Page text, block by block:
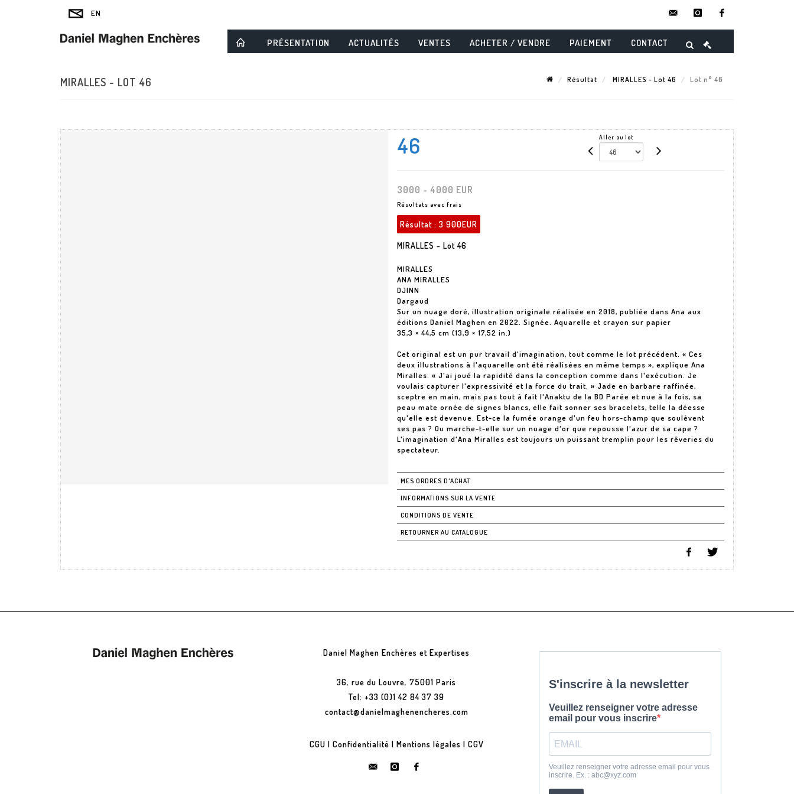
instagram
PRÉSENTATION ACTUALITÉS VENTES ACHETER / VENDRE PAIEMENT CONTACT
MIRALLES - LOT 46 Résultat MIRALLES - Lot 46 Lot n° 46
46 Aller au lot
3000 - 4000 EUR
Résultats avec frais
Résultat : 3 900EUR
MIRALLES - Lot 46
MIRALLES
ANA MIRALLES
DJINN
Dargaud
Sur un nuage doré, illustration originale réalisée en 2018, publiée dans Ana aux
éditions Daniel Maghen en 2022. Signée. Aquarelle et crayon sur papier
35,3 × 44,5 cm (13,9 × 17,52 in.)
Cet original est un pur travail d'imagination, tout comme le lot précédent. « Ces
deux illustrations à l'aquarelle ont été réalisées en même temps », explique Ana
Miralles. « J'ai joué la rapidité dans la conception comme dans l'exécution. Je
voulais capturer l'expressivité et la force du trait. » Jade en barbare raffinée,
sceptre en main, mais pas tout à fait l'Anaktu de la BD Parée et nue à la fois, sa
peau mate ornée de signes blancs, elle fait sonner ses bracelets, telle la déesse
qu'elle est devenue. Est-ce la fumée orange d'un feu hors-champ que soulèvent
ses pas ? Ou marche-t-elle sur un nuage d'or que repousse l'azur de sa cape ?
L'imagination d'Ana Miralles est toujours un puissant tremplin pour les rêveries du
spectateur.
MES ORDRES D'ACHAT
INFORMATIONS SUR LA VENTE
CONDITIONS DE VENTE
RETOURNER AU CATALOGUE
Daniel Maghen Enchères et Expertises
36, rue du Louvre, 75001 Paris
Tel: +33 (0)1 42 84 37 39
contact@danielmaghenencheres.com
CGU | Confidentialité | Mentions légales | CGV